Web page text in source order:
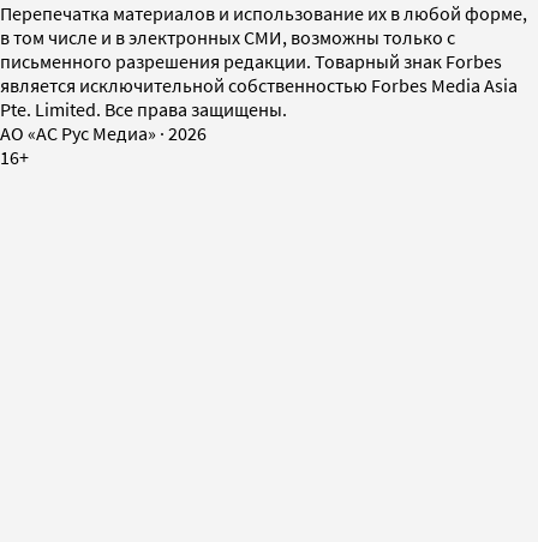
Перепечатка материалов и использование их в любой форме,
в том числе и в электронных СМИ, возможны только с
письменного разрешения редакции. Товарный знак Forbes
является исключительной собственностью Forbes Media Asia
Pte. Limited. Все права защищены.
AO «АС Рус Медиа» · 2026
16+